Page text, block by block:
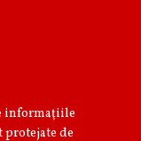
informaţiile
protejate de